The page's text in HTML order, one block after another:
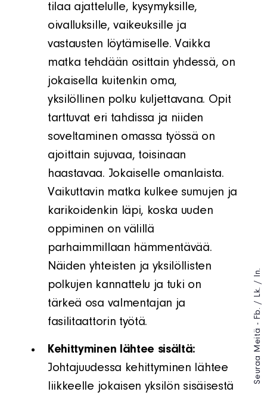
Seuraa Meitä -
Fb.
/
Lk.
/
In.
tilaa ajattelulle, kysymyksille,
oivalluksille, vaikeuksille ja
vastausten löytämiselle. Vaikka
matka tehdään osittain yhdessä, on
jokaisella kuitenkin oma,
yksilöllinen polku kuljettavana. Opit
tarttuvat eri tahdissa ja niiden
soveltaminen omassa työssä on
ajoittain sujuvaa, toisinaan
haastavaa. Jokaiselle omanlaista.
Vaikuttavin matka kulkee sumujen ja
karikoidenkin läpi, koska uuden
oppiminen on välillä
parhaimmillaan hämmentävää.
Näiden yhteisten ja yksilöllisten
polkujen kannattelu ja tuki on
tärkeä osa valmentajan ja
fasilitaattorin työtä.
Kehittyminen lähtee sisältä:
Johtajuudessa kehittyminen lähtee
liikkeelle jokaisen yksilön sisäisestä